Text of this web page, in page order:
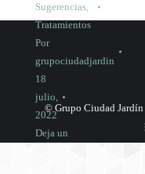
Sugerencias,
Tratamientos
Por
grupociudadjardin
18
julio,
2022
Deja un
© Grupo Ciudad Jardín